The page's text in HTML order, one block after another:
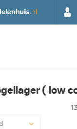
( low